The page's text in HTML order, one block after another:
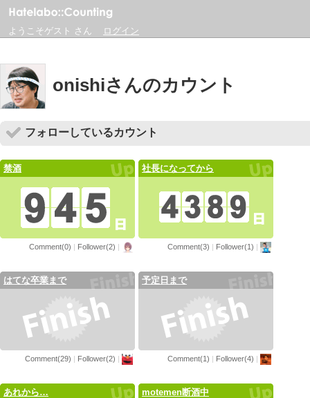
ようこそゲスト さん ログイン
onishiさんのカウント
フォローしているカウント
禁酒
Comment(0) | Follower(2) |
社長になってから
Comment(3) | Follower(1) |
はてな卒業まで
Comment(29) | Follower(2) |
予定日まで
Comment(1) | Follower(4) |
あれから… motemen断酒中